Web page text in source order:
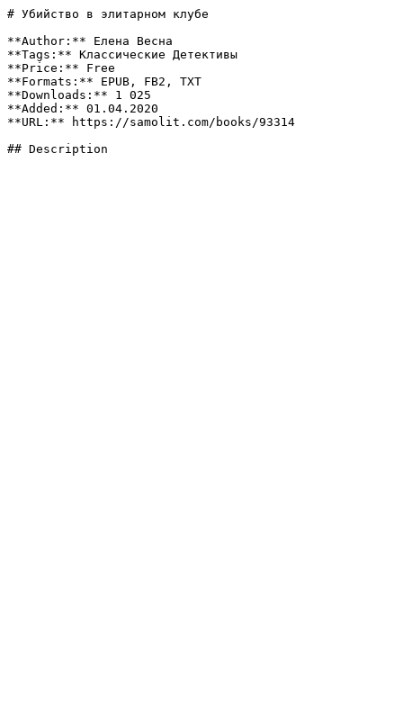
# Убийство в элитарном клубе
**Author:** Елена Весна
**Tags:** Классические Детективы
**Price:** Free
**Formats:** EPUB, FB2, TXT
**Downloads:** 1 025
**Added:** 01.04.2020
**URL:** https://samolit.com/books/93314
## Description